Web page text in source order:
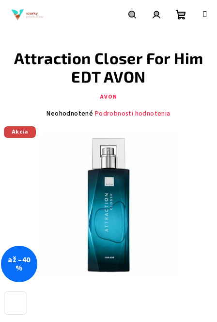
košík
Attraction Closer For Him
EDT AVON
AVON
Priemerné
Neohodnotené Podrobnosti hodnotenia
Akcia
až –40
%